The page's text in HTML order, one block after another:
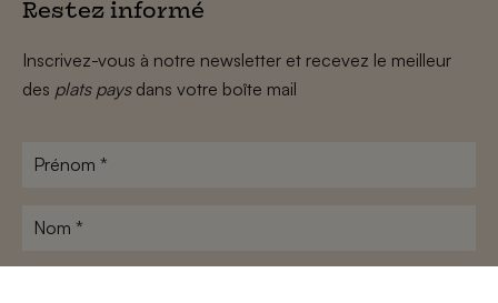
Restez informé
Inscrivez-vous à notre newsletter et recevez le meilleur
des plats paysdans votre boîte mail
Prénom
Nom